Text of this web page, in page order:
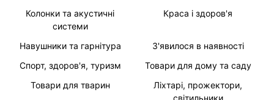
Колонки та акустичні
системи
Краса і здоров'я
Навушники та гарнітура
З'явилося в наявності
Спорт, здоров'я, туризм
Товари для дому та саду
Товари для тварин
Ліхтарі, прожектори,